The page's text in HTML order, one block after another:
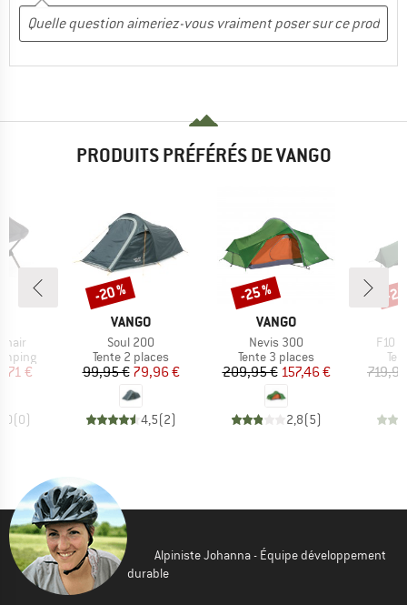
PRODUITS PRÉFÉRÉS DE VANGO
réduit
€
(0)
MARQUE
VANGO
Article
Soul 200
Product group
Tente 2 places
Prix
99,95 €Prix réduit
79,96 €
4,5(2)
Remise
-20 %
MARQUE
VANGO
Article
Nevis 300
Product group
Tente 3 places
Prix
209,95 €Prix réduit
157,46 €
2,8(5)
Remise
-25 %
F10
-
Alpiniste Johanna - Équipe développement
durable